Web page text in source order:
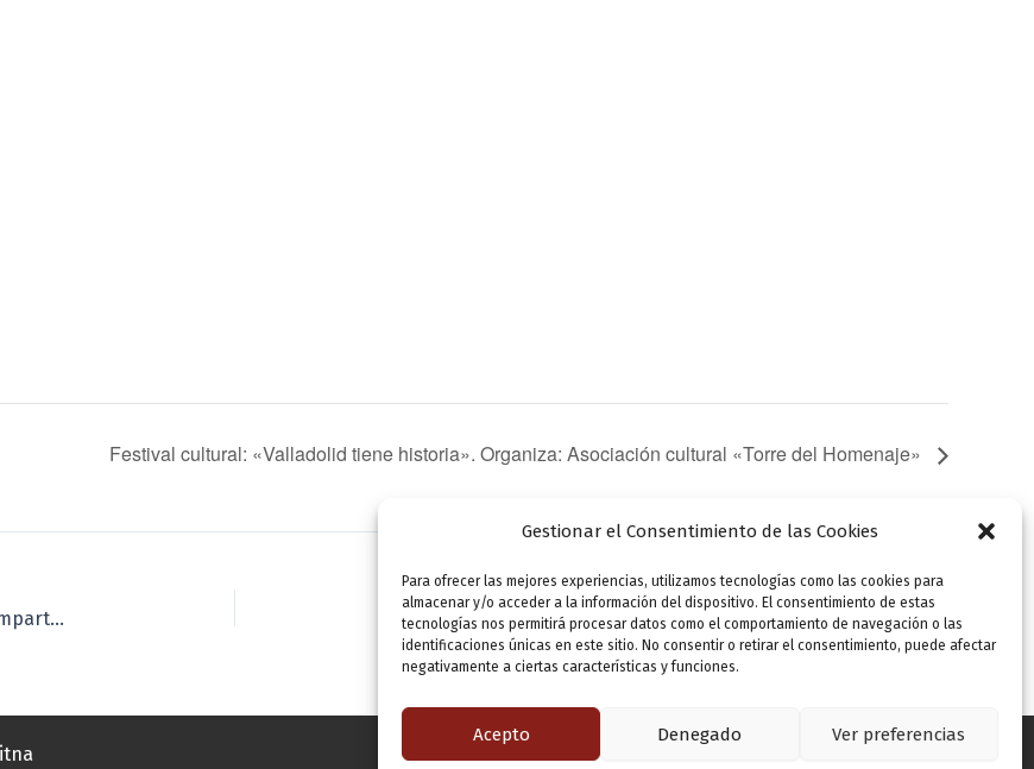
Gestionar el Consentimiento de las Cookies
Para ofrecer las mejores experiencias, utilizamos tecnologías como las cookies para
almacenar y/o acceder a la información del dispositivo. El consentimiento de estas
tecnologías nos permitirá procesar datos como el comportamiento de navegación o las
identificaciones únicas en este sitio. No consentir o retirar el consentimiento, puede afectar
negativamente a ciertas características y funciones.
Acepto Denegado Ver preferencias
Festival cultural: «Valladolid tiene historia». Organiza: Asociación cultural «Torre del Homenaje»
Curso-taller: «Inteligencia artificial para escritores». Imparte: Christian Fernández
SIGUIENTE
Festival cultural: «Valladolid tiene historia». Organiza: Asociación cultural «Torre del Homenaje»